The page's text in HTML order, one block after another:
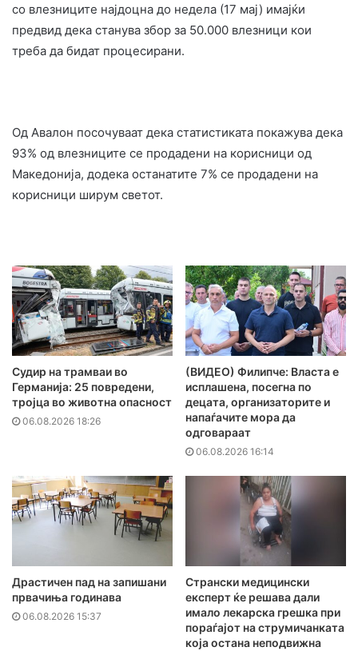
со влезниците најдоцна до недела (17 мај) имајќи
предвид дека станува збор за 50.000 влезници кои
треба да бидат процесирани.
Од Авалон посочуваат дека статистиката покажува дека
93% од влезниците се продадени на корисници од
Македонија, додека останатите 7% се продадени на
корисници ширум светот.
Судир на трамваи во
Германија: 25 повредени,
тројца во животна опасност
06.08.2026 18:26
(ВИДЕО) Филипче: Власта е
исплашена, посегна по
децата, организаторите и
напаѓачите мора да
одговараат
06.08.2026 16:14
Драстичен пад на запишани
првачиња годинава
06.08.2026 15:37
Странски медицински
експерт ќе решава дали
имало лекарска грешка при
пораѓајот на струмичанката
која остана неподвижна